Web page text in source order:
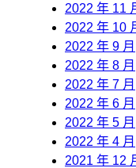
2022 年 11
2022 年 10
2022 年 9 月
2022 年 8 月
2022 年 7 月
2022 年 6 月
2022 年 5 月
2022 年 4 月
2021 年 12